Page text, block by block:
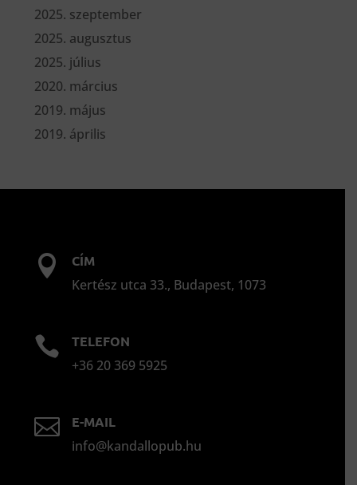
2025. szeptember
2025. augusztus
2025. július
2020. március
2019. május
2019. április
 CÍM
Kertész utca 33., Budapest, 1073
 TELEFON
+36 20 369 5925
 E-MAIL
info@kandallopub.hu